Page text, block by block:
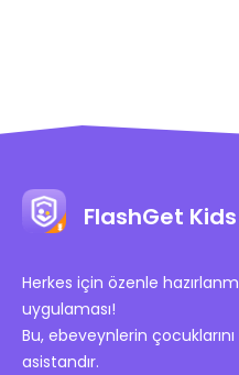
FlashGet Kids
Herkes için özenle
uygulaması!
Bu, ebeveynlerin
asistandır.